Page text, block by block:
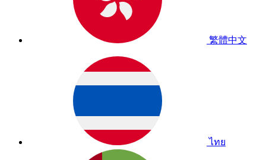
繁體中文
ไทย